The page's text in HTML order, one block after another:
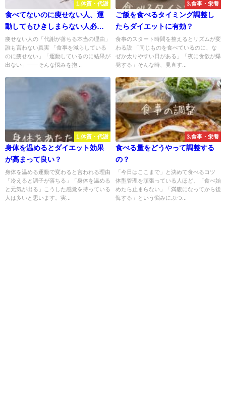
1.体質・代謝
食べてないのに痩せない人、運
動してもひきしまらない人必
見。
痩せない人の「代謝が落ちる本当の理由」
誰も言わない真実 「食事を減らしている
のに痩せない」「運動しているのに結果が
出ない」――そんな悩みを抱...
3.食事・栄養
ご飯を食べるタイミング調整し
たらダイエットに有効？
食事のスタート時間を整えるとリズムが変
わる説 「同じものを食べているのに、な
ぜか太りやすい日がある」「夜に食欲が爆
発する」そんな時、見直す...
1.体質・代謝
身体を温めるとダイエット効果
が高まって良い？
身体を温める運動で変わると言われる理由
「冷えると調子が落ちる」「身体を温める
と元気が出る」こうした感覚を持っている
人は多いと思います。実...
3.食事・栄養
食べる量をどうやって調整する
の？
「今日はここまで」と決めて食べるコツ
体型管理を頑張っている人ほど、「食べ始
めたら止まらない」「満腹になってから後
悔する」という悩みにぶつ...